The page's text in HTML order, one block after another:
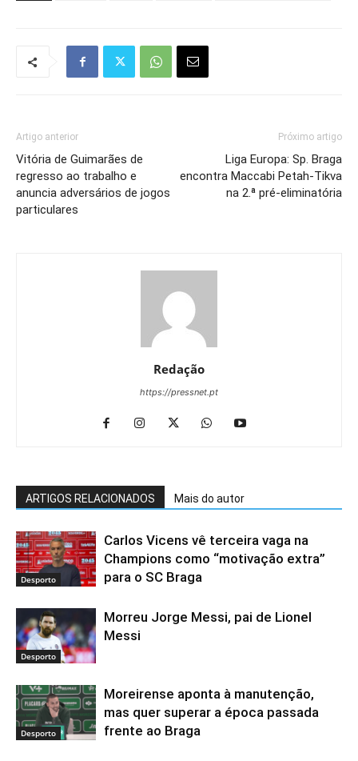
Artigo anterior
Vitória de Guimarães de
regresso ao trabalho e
anuncia adversários de jogos
particulares
Próximo artigo
Liga Europa: Sp. Braga
encontra Maccabi Petah-Tikva
na 2.ª pré-eliminatória
Redação
https://pressnet.pt
ARTIGOS RELACIONADOS Mais do autor
Desporto
Carlos Vicens vê terceira vaga na
Champions como “motivação extra”
para o SC Braga
Desporto
Morreu Jorge Messi, pai de Lionel
Messi
Desporto
Moreirense aponta à manutenção,
mas quer superar a época passada
frente ao Braga